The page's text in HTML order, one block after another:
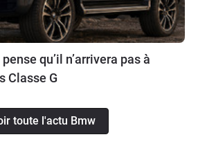
qu’il n’arrivera pas à
Classe G
toute l'actu Bmw